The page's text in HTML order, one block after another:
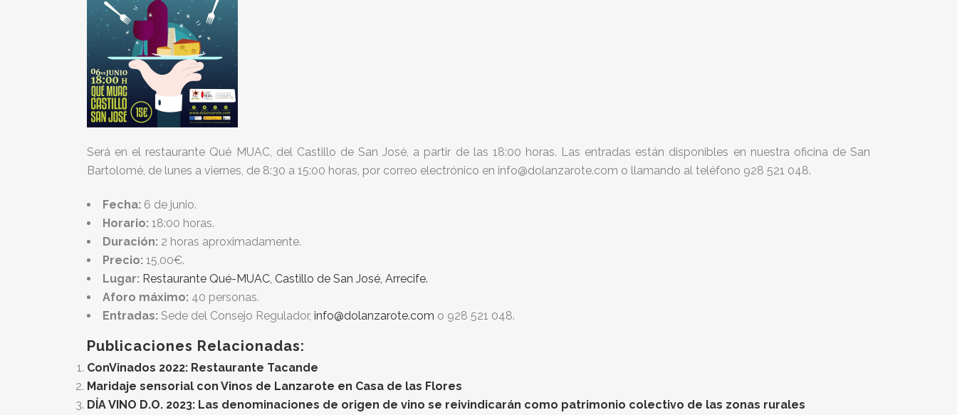
Será en el restaurante Qué MUAC, del Castillo de San José, a partir de las 18:00 horas. Las entradas están disponibles en nuestra oficina de San
Bartolomé, de lunes a viernes, de 8:30 a 15:00 horas, por correo electrónico en info@dolanzarote.com o llamando al teléfono 928 521 048.
Fecha: 6 de junio.
Horario: 18:00 horas.
Duración: 2 horas aproximadamente.
Precio: 15,00€.
Lugar: Restaurante Qué-MUAC, Castillo de San José, Arrecife.
Aforo máximo: 40 personas.
Entradas: Sede del Consejo Regulador, info@dolanzarote.com o 928 521 048.
Publicaciones Relacionadas:
ConVinados 2022: Restaurante Tacande
Maridaje sensorial con Vinos de Lanzarote en Casa de las Flores
DÍA VINO D.O. 2023: Las denominaciones de origen de vino se reivindicarán como patrimonio colectivo de las zonas rurales